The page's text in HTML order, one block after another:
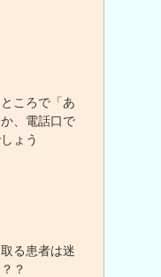
ころで「あ
、電話口で
ょう
る患者は迷
？